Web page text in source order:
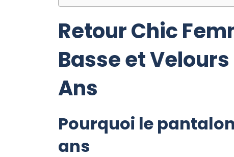
Retour Chic
Basse et
Ans
Pourquoi le
ans